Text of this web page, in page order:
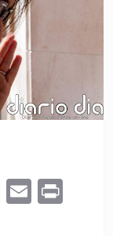
Meneame
Email